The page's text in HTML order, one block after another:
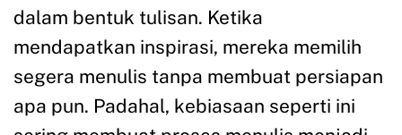
dalam bentuk tulisan. Ketika
mendapatkan inspirasi, mereka memilih
segera menulis tanpa membuat persiapan
apa pun. Padahal, kebiasaan seperti ini